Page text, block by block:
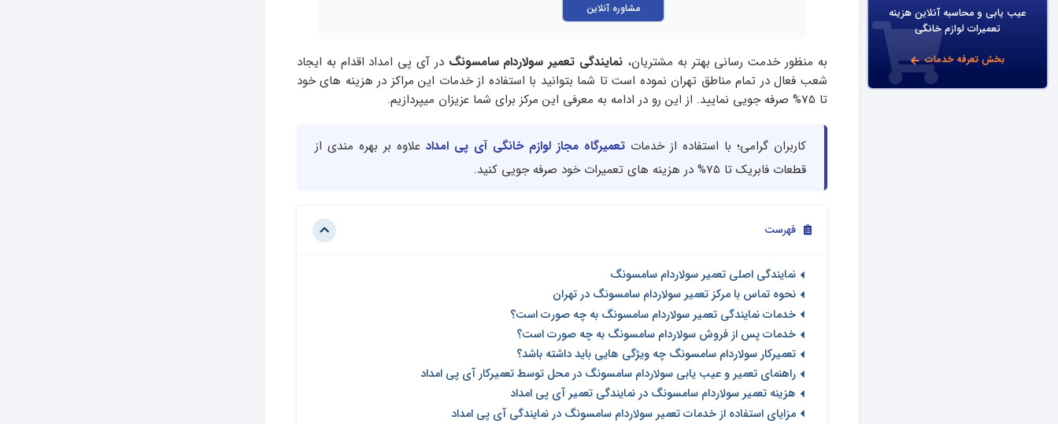
عیب یابی و محاسبه آنلاین هزینه
تعمیرات لوازم خانگی
بخش تعرفه خدمات
مشاوره آنلاین
به منظور خدمت رسانی بهتر به مشتریان، نمایندگی تعمیر سولاردام سامسونگ در آی پی امداد اقدام به ایجاد
شعب فعال در تمام مناطق تهران نموده است تا شما بتوانید با استفاده از خدمات این مراکز در هزینه های خود
تا 75% صرفه جویی نمایید. از این رو در ادامه به معرفی این مرکز برای شما عزیزان میپردازیم.
کاربران گرامی؛ با استفاده از خدماتتعمیرگاه مجاز لوازم خانگی آی پی امداد علاوه بر بهره مندی از
قطعات فابریک تا 75% در هزینه های تعمیرات خود صرفه جویی کنید.
فهرست
نمایندگی اصلی تعمیر سولاردام سامسونگ
نحوه تماس با مرکز تعمیر سولاردام سامسونگ در تهران
خدمات نمایندگی تعمیر سولاردام سامسونگ به چه صورت است؟
خدمات پس از فروش سولاردام سامسونگ به چه صورت است؟
تعمیرکار سولاردام سامسونگ چه ویژگی هایی باید داشته باشد؟
راهنمای تعمیر و عیب یابی سولاردام سامسونگ در محل توسط تعمیرکار آی پی امداد
هزینه تعمیر سولاردام سامسونگ در نمایندگی تعمیر آی پی امداد
مزایای استفاده از خدمات تعمیر سولاردام سامسونگ در نمایندگی آی پی امداد